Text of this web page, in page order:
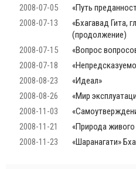
2008-07-05
«Путь
2008-07-13
«Бхагавад Гита,
(продолжение)
2008-07-15
«Вопрос
2008-07-18
2008-08-23
«Идеал»
2008-08-26
«Мир
2008-11-03
2008-11-21
«Природа
2008-11-23
«Шаранагати»